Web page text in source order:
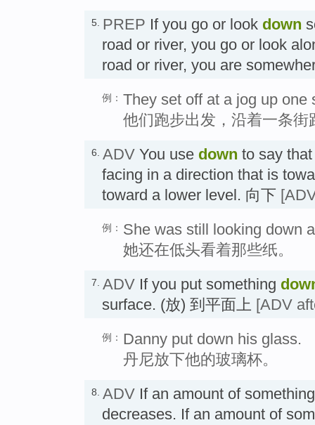
5. PREP If you go or look down
road or river, you go or look
road or river, you are
例： They set off at a jog up one
他们跑步出发，沿着一条
6. ADV You use down to say
facing in a direction that is
toward a lower level. 向下
例： She was still looking down
她还在低头看着那些纸。
7. ADV If you put something
surface. (放) 到平面上 [ADV
例： Danny put down his glass.
丹尼放下他的玻璃杯。
8. ADV If an amount of
decreases. If an amount of